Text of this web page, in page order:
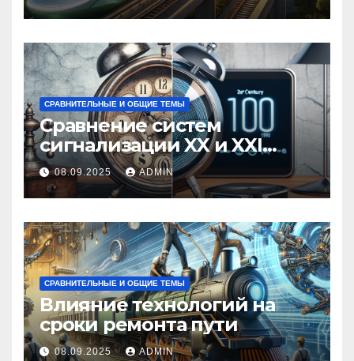
СРАВНИТЕЛЬНЫЕ И ОБЩИЕ ТЕМЫ
Сравнение систем
сигнализации XX и XXI
веков
08.09.2025 ADMIN
СРАВНИТЕЛЬНЫЕ И ОБЩИЕ ТЕМЫ
Влияние технологий на
сроки ремонта пути
08.09.2025 ADMIN